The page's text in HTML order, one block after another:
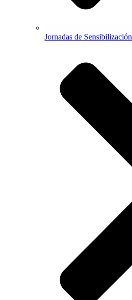
Jornadas de Sensibilización